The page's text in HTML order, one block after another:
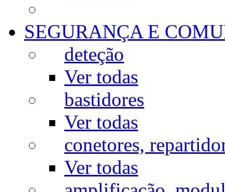
SEGURANÇA E
deteção
Ver todas
bastidores
Ver todas
conetores,
Ver todas